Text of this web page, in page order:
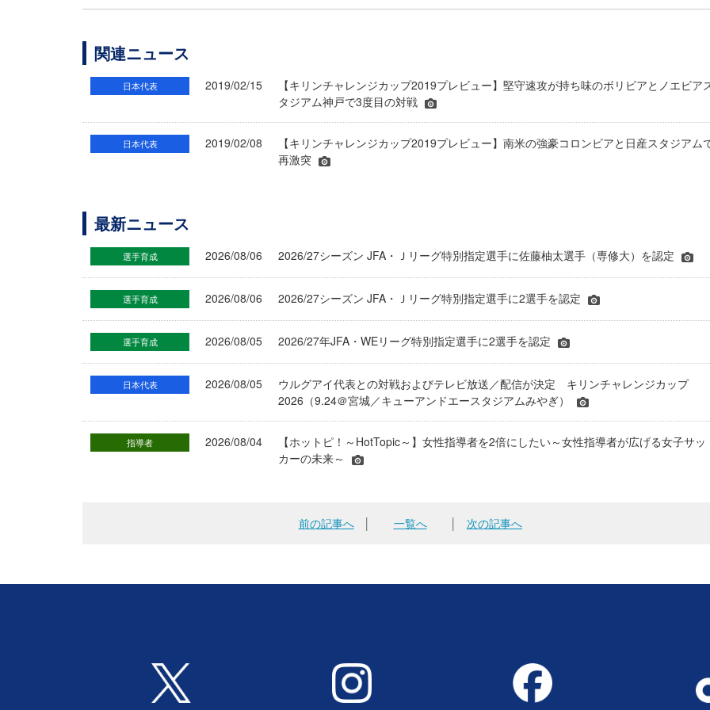
関連ニュース
日本代表 2019/02/15
【キリンチャレンジカップ2019プレビュー】堅守速攻が持ち味のボリビアとノエビア
タジアム神戸で3度目の対戦
日本代表 2019/02/08
【キリンチャレンジカップ2019プレビュー】南米の強豪コロンビアと日産スタジアム
再激突
最新ニュース
選手育成 2026/08/06 2026/27シーズン JFA・Ｊリーグ特別指定選手に佐藤柚太選手（専修大）を認定
選手育成 2026/08/06 2026/27シーズン JFA・Ｊリーグ特別指定選手に2選手を認定
選手育成 2026/08/05 2026/27年JFA・WEリーグ特別指定選手に2選手を認定
日本代表 2026/08/05
ウルグアイ代表との対戦およびテレビ放送／配信が決定 キリンチャレンジカップ
2026（9.24＠宮城／キューアンドエースタジアムみやぎ）
指導者 2026/08/04
【ホットピ！～HotTopic～】女性指導者を2倍にしたい～女性指導者が広げる女子サッ
カーの未来～
前の記事へ│ 一覧へ 次の記事へ